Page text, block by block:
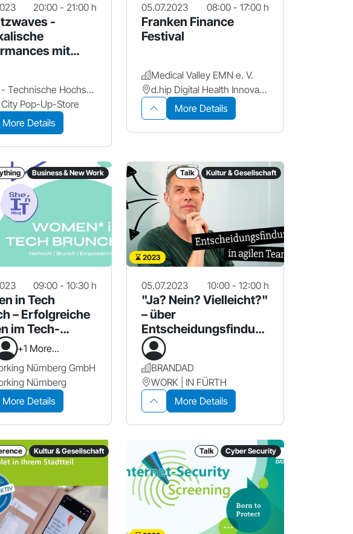
20:00 - 21:00 h
-
mit
Ohm - Technische Hochschule Nürnberg Georg Simon Ohm
Pop-Up-Store
More Details
05.07.2023 08:00 - 17:00 h
Franken Finance
Festival
Medical Valley EMN e. V.
d.hip Digital Health Innovation Platform
More Details
Business & New Work
09:00 - 10:30 h
in Tech
– Erfolgreiche
im Tech-
im Gespräch
+1 More...
Nürnberg GmbH
Nürnberg
More Details
Talk Kultur & Gesellschaft
2023
05.07.2023 10:00 - 12:00 h
"Ja? Nein? Vielleicht?"
– über
Entscheidungsfindun
g in agilen Teams
BRANDAD
WORK | IN FÜRTH
More Details
Kultur & Gesellschaft Talk Cyber Security